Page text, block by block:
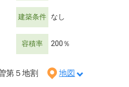
建築条件 なし
容積率 200％
第５地割 地図